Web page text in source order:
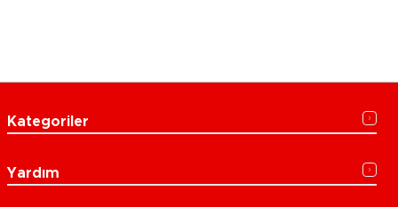
Kategoriler
Yardım